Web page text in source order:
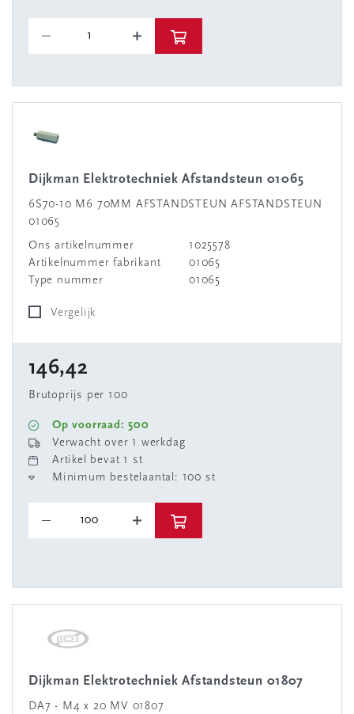
Dijkman Elektrotechniek Afstandsteun 01065
6S70-10 M6 70MM AFSTANDSTEUN AFSTANDSTEUN
01065
Ons artikelnummer
1025578
Artikelnummer fabrikant
01065
Type nummer
01065
Vergelijk
146,42
Brutoprijs per 100
Op voorraad: 500
Verwacht over 1 werkdag
Artikel bevat 1 st
Minimum bestelaantal: 100 st
Dijkman Elektrotechniek Afstandsteun 01807
DA7 - M4 x 20 MV 01807